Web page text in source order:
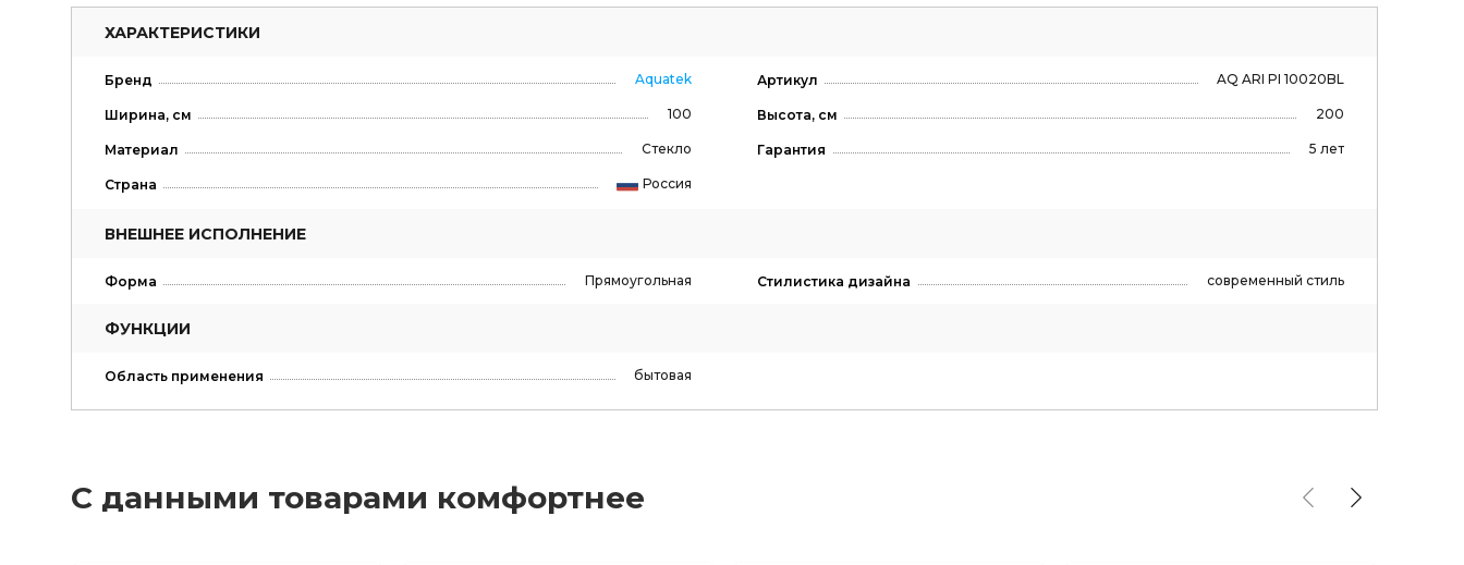
ХАРАКТЕРИСТИКИ
Бренд Aquatek Артикул AQ ARI PI 10020BL
Ширина, см 100 Высота, см 200
Материал Стекло Гарантия 5 лет
Страна Россия
ВНЕШНЕЕ ИСПОЛНЕНИЕ
Форма Прямоугольная Стилистика дизайна современный стиль
ФУНКЦИИ
Область применения бытовая
С данными товарами комфортнее